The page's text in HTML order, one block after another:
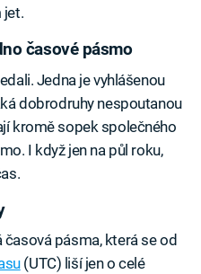
jet.
časové pásmo
Jedna je vyhlášenou
dobrodruhy nespoutanou
kromě sopek společného
I když jen na půl roku,
pásma, která se od
(UTC) liší jen o celé